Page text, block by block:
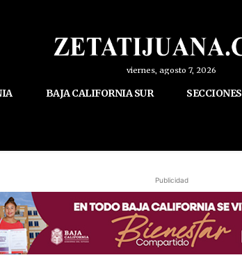
viernes, agosto 7, 2026
BAJA CALIFORNIA SUR SECCIONES
Publicidad